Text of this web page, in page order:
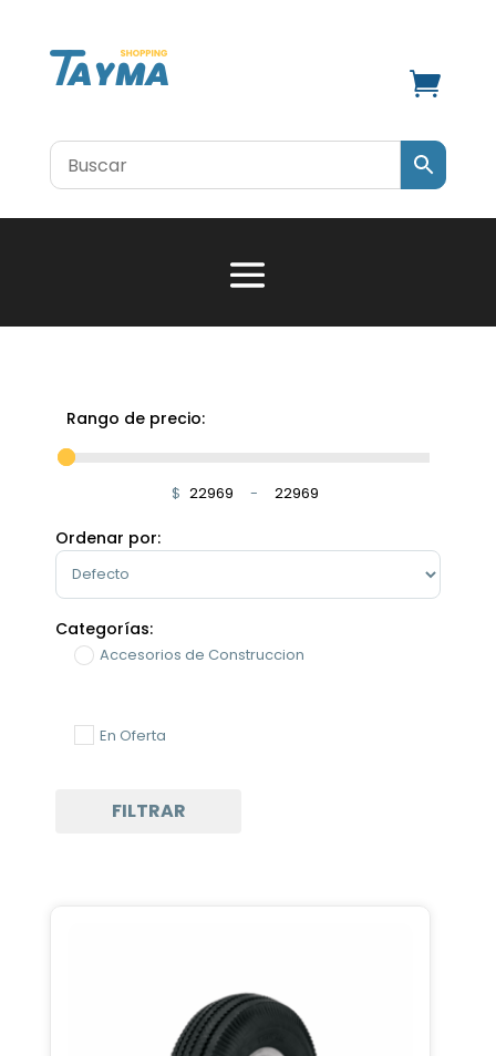

Rango de precio:
$ Minimum Price
-
Maximum Price
Ordenar por:
Sort Products
Categorías:
Accesorios de Construccion
En Oferta
FILTRAR